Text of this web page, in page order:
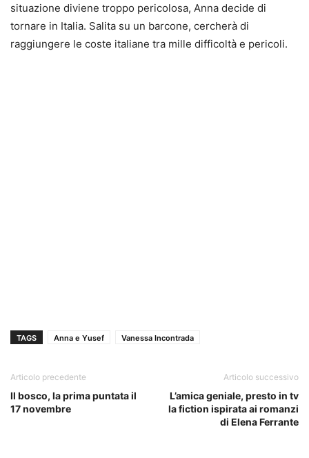
situazione diviene troppo pericolosa, Anna decide di
tornare in Italia. Salita su un barcone, cercherà di
raggiungere le coste italiane tra mille difficoltà e pericoli.
TAGS Anna e Yusef Vanessa Incontrada
Articolo precedente
Il bosco, la prima puntata il
17 novembre
Articolo successivo
L’amica geniale, presto in tv
la fiction ispirata ai romanzi
di Elena Ferrante